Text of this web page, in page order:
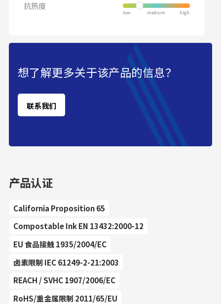
抗热度
想了解更多关于该产品的信息？
联系我们
产品认证
California Proposition 65
Compostable Ink EN 13432:2000-12
EU 食品接触 1935/2004/EC
卤素限制 IEC 61249-2-21:2003
REACH / SVHC 1907/2006/EC
RoHS/重金属限制 2011/65/EU